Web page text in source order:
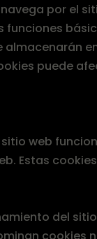
por el
puede
web
Estas
del